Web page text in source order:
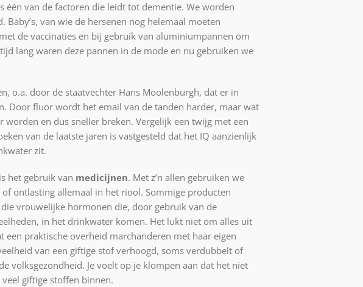
één van de factoren die leidt tot dementie. We worden
van wie de hersenen nog helemaal moeten
de vaccinaties en bij gebruik van aluminiumpannen om
lang waren deze pannen in de mode en nu gebruiken we
o.a. door de staatvechter Hans Moolenburgh, dat er in
Door fluor wordt het email van de tanden harder, maar wat
en dus sneller breken. Vergelijk een twijg met een
van de laatste jaren is vastgesteld dat het IQ aanzienlijk
zit.
het gebruik van medicijnen. Met z’n allen gebruiken we
ontlasting allemaal in het riool. Sommige producten
vrouwelijke hormonen die, door gebruik van de
in het drinkwater komen. Het lukt niet om alles uit
praktische overheid marchanderen met haar eigen
van een giftige stof verhoogd, soms verdubbelt of
volksgezondheid. Je voelt op je klompen aan dat het niet
giftige stoffen binnen.